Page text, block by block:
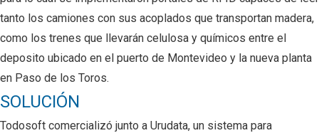
tanto los camiones con sus acoplados que transportan madera,
como los trenes que llevarán celulosa y químicos entre el
deposito ubicado en el puerto de Montevideo y la nueva planta
en Paso de los Toros.
SOLUCIÓN
Todosoft comercializó junto a Urudata, un sistema para